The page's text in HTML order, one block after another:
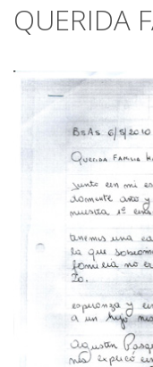
QUERIDA